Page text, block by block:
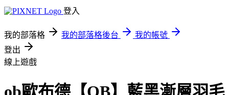
登入
我的部落格 我的部落格後台
我的帳號
登出
線上遊戲